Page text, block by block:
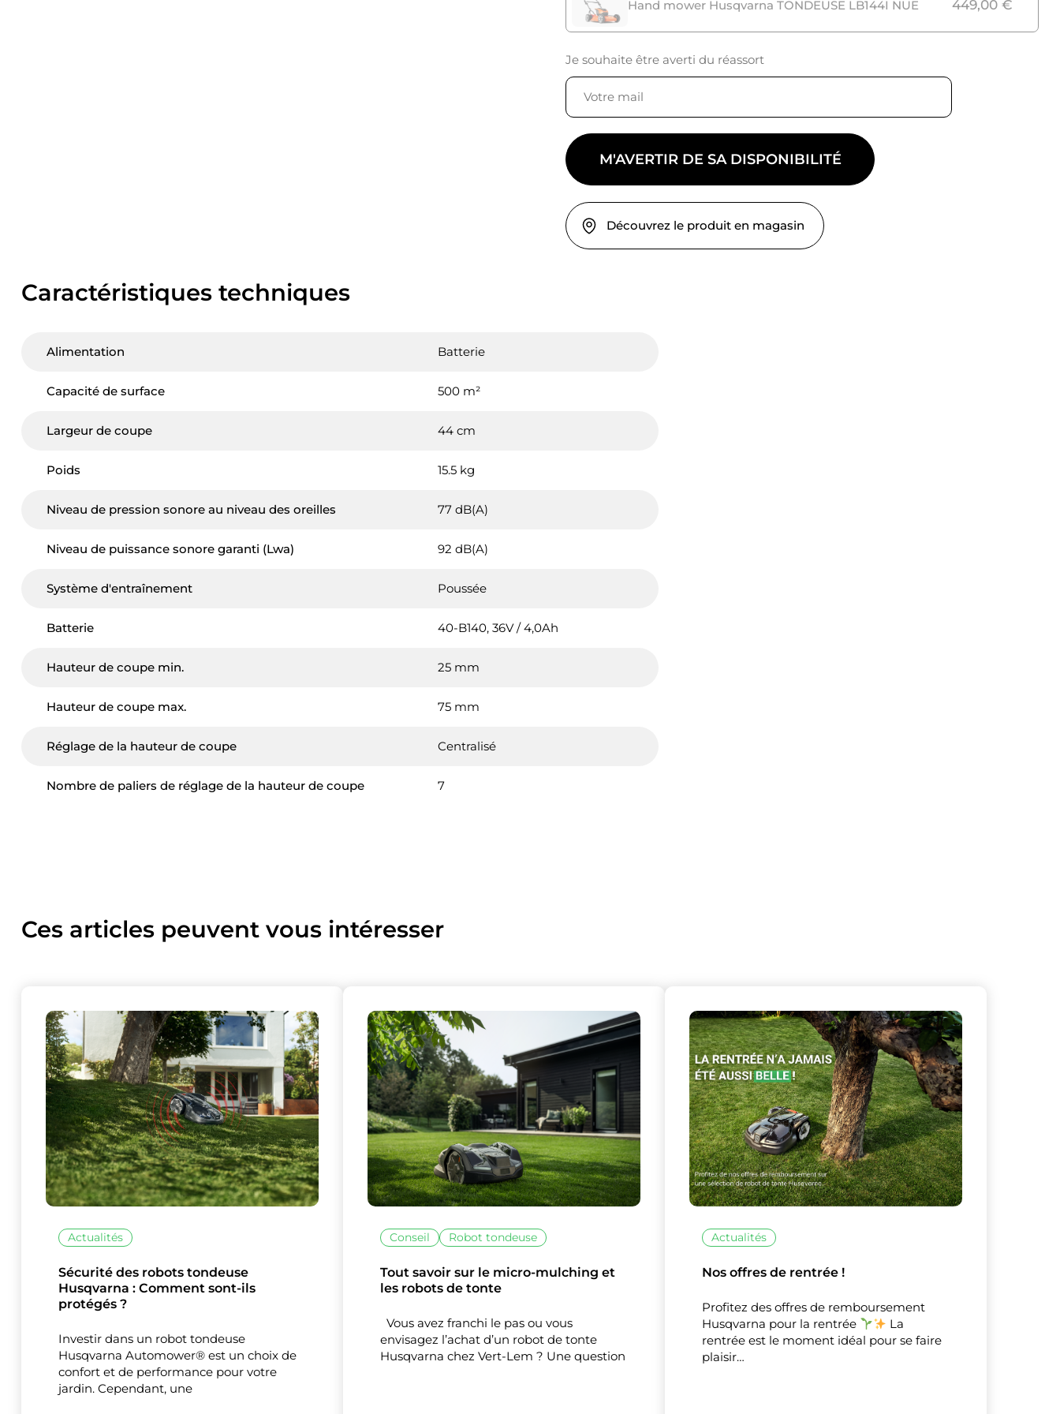
Tout accepter Personnaliser
Hand mower Husqvarna TONDEUSE LB144I NUE 449,00 €
Je souhaite être averti du réassort
M'AVERTIR DE SA DISPONIBILITÉ
Découvrez le produit en magasin
Caractéristiques techniques
Alimentation Batterie
Capacité de surface 500 m²
Largeur de coupe 44 cm
Poids 15.5 kg
Niveau de pression sonore au niveau des oreilles 77 dB(A)
Niveau de puissance sonore garanti (Lwa) 92 dB(A)
Système d'entraînement Poussée
Batterie 40-B140, 36V / 4,0Ah
Hauteur de coupe min. 25 mm
Hauteur de coupe max. 75 mm
Réglage de la hauteur de coupe Centralisé
Nombre de paliers de réglage de la hauteur de coupe 7
Ces articles peuvent vous intéresser
Actualités
Sécurité des robots tondeuse
Husqvarna : Comment sont-ils
protégés ?
Investir dans un robot tondeuse
Husqvarna Automower® est un choix de
confort et de performance pour votre
jardin. Cependant, une
Conseil Robot tondeuse
Tout savoir sur le micro-mulching et
les robots de tonte
Vous avez franchi le pas ou vous
envisagez l’achat d’un robot de tonte
Husqvarna chez Vert-Lem ? Une question
Actualités
Nos offres de rentrée !
Profitez des offres de remboursement
Husqvarna pour la rentrée
La
rentrée est le moment idéal pour se faire
plaisir…